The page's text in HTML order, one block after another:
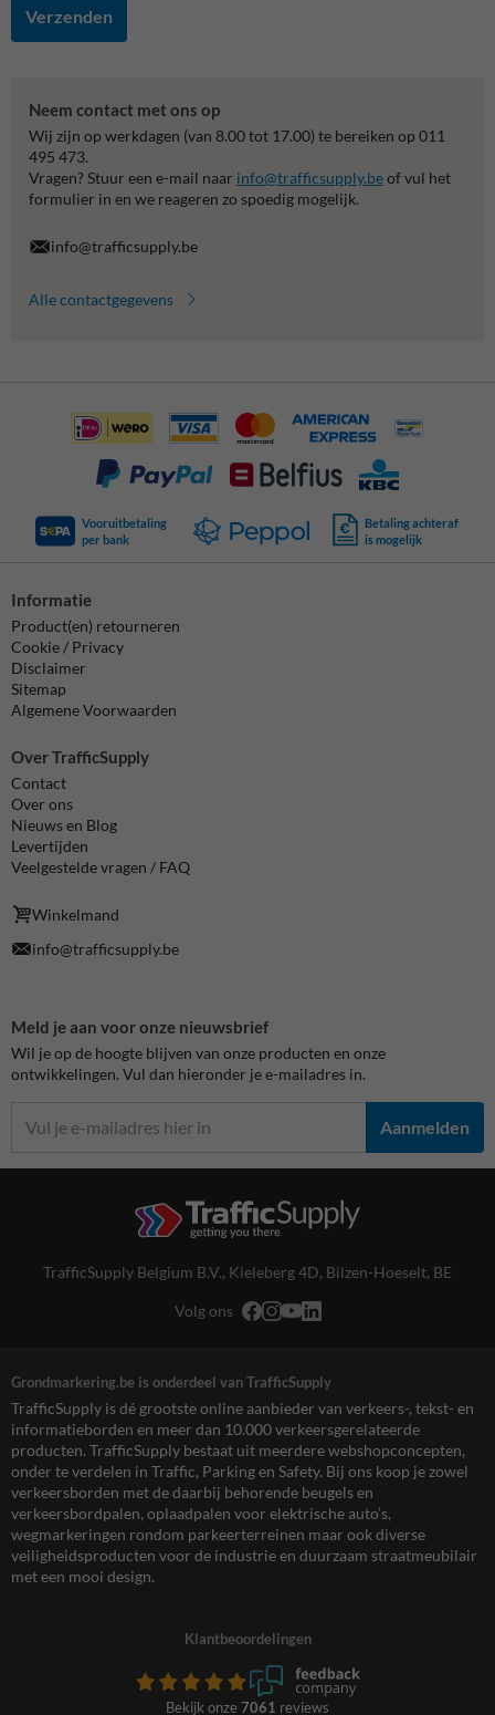
Verzenden
Neem contact met ons op
Wij zijn op werkdagen (van 8.00 tot 17.00) te bereiken op 011
495 473.
Vragen? Stuur een e-mail naar info@trafficsupply.beof vul het
formulier in en we reageren zo spoedig mogelijk.
info@trafficsupply.be
Alle contactgegevens
Vooruitbetaling
per bank
Betaling achteraf
is mogelijk
Informatie
Product(en) retourneren
Cookie / Privacy
Disclaimer
Sitemap
Algemene Voorwaarden
Over TrafficSupply
Contact
Over ons
Nieuws en Blog
Levertijden
Veelgestelde vragen / FAQ
Winkelmand
info@trafficsupply.be
Meld je aan voor onze nieuwsbrief
Wil je op de hoogte blijven van onze producten en onze
ontwikkelingen. Vul dan hieronder je e-mailadres in.
Aanmelden
TrafficSupply Belgium B.V., Kieleberg 4D, Bilzen-Hoeselt, BE
Volg ons
Grondmarkering.be is onderdeel van TrafficSupply
TrafficSupply is dé grootste online aanbieder van verkeers-, tekst- en
informatieborden en meer dan 10.000 verkeersgerelateerde
producten. TrafficSupply bestaat uit meerdere webshopconcepten,
onder te verdelen in Traffic, Parking en Safety. Bij ons koop je zowel
verkeersborden met de daarbij behorende beugels en
verkeersbordpalen, oplaadpalen voor elektrische auto’s,
wegmarkeringen rondom parkeerterreinen maar ook diverse
veiligheidsproducten voor de industrie en duurzaam straatmeubilair
met een mooi design.
Klantbeoordelingen
Bekijk onze 7061 reviews